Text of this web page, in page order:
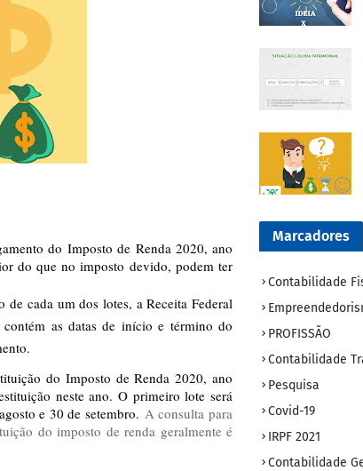
doImposto de Renda 2020, ano
do que no imposto devido, podem ter
cada um dos lotes, a Receita Federal
contém as datas de início e término do
do Imposto de Renda 2020, ano
neste ano. O primeiro lote será
e 30 de setembro. A consulta para
do imposto de renda geralmente é
Marcadores
Contabilidade
PROFISSÃO
Contabilidade
Pesquisa
Covid-19
IRPF 2021
Contabilidade